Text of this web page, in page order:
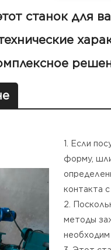
станок для
1. Если
форму,
контакта
2.
методы